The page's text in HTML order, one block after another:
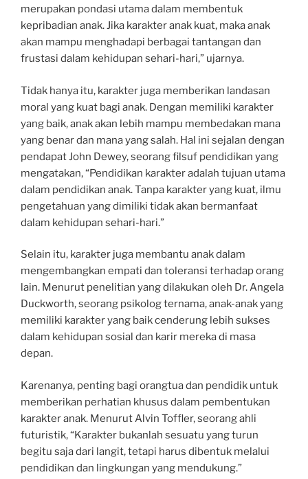
merupakan pondasi utama dalam membentuk
kepribadian anak. Jika karakter anak kuat, maka anak
akan mampu menghadapi berbagai tantangan dan
frustasi dalam kehidupan sehari-hari,” ujarnya.
Tidak hanya itu, karakter juga memberikan landasan
moral yang kuat bagi anak. Dengan memiliki karakter
yang baik, anak akan lebih mampu membedakan mana
yang benar dan mana yang salah. Hal ini sejalan dengan
pendapat John Dewey, seorang filsuf pendidikan yang
mengatakan, “Pendidikan karakter adalah tujuan utama
dalam pendidikan anak. Tanpa karakter yang kuat, ilmu
pengetahuan yang dimiliki tidak akan bermanfaat
dalam kehidupan sehari-hari.”
Selain itu, karakter juga membantu anak dalam
mengembangkan empati dan toleransi terhadap orang
lain. Menurut penelitian yang dilakukan oleh Dr. Angela
Duckworth, seorang psikolog ternama, anak-anak yang
memiliki karakter yang baik cenderung lebih sukses
dalam kehidupan sosial dan karir mereka di masa
depan.
Karenanya, penting bagi orangtua dan pendidik untuk
memberikan perhatian khusus dalam pembentukan
karakter anak. Menurut Alvin Toffler, seorang ahli
futuristik, “Karakter bukanlah sesuatu yang turun
begitu saja dari langit, tetapi harus dibentuk melalui
pendidikan dan lingkungan yang mendukung.”